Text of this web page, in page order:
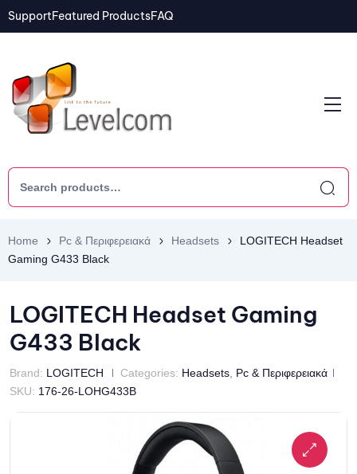
SupportFeatured ProductsFAQ
Home Pc & Περιφερειακά Headsets
LOGITECH Headset
Gaming G433 Black
LOGITECH Headset Gaming
G433 Black
Brand: LOGITECH Categories: Headsets Pc & Περιφερειακά
SKU: 176-26-LOHG433B